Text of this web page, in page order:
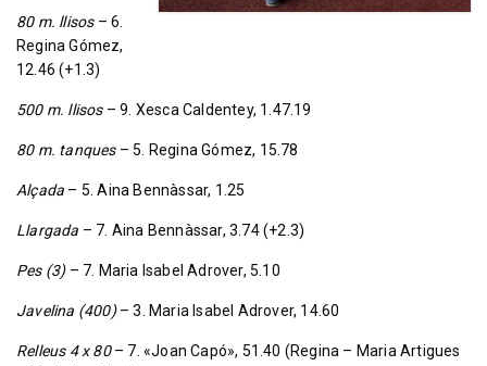
80 m. llisos– 6.
Regina Gómez,
12.46 (+1.3)
500 m. llisos– 9. Xesca Caldentey, 1.47.19
80 m. tanques– 5. Regina Gómez, 15.78
Alçada – 5. Aina Bennàssar, 1.25
Llargada – 7. Aina Bennàssar, 3.74 (+2.3)
Pes (3)– 7. Maria Isabel Adrover, 5.10
Javelina (400)– 3. Maria Isabel Adrover, 14.60
Relleus 4 x 80– 7. «Joan Capó», 51.40 (Regina – Maria Artigues